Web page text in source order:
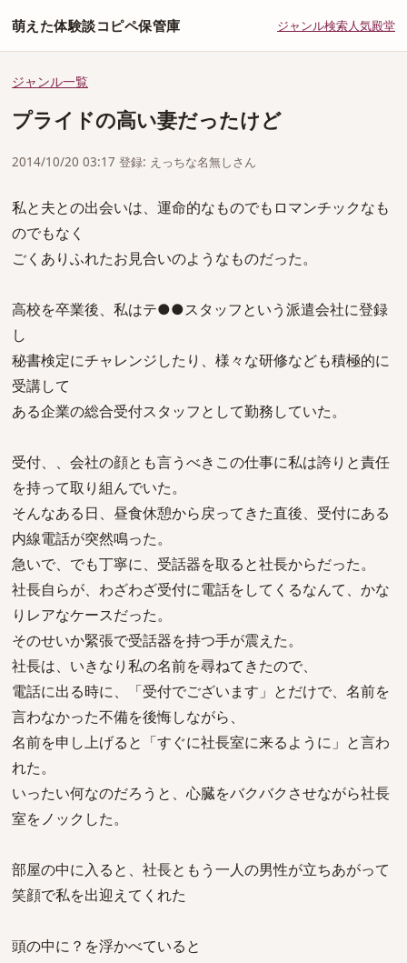
萌えた体験談コピペ保管庫 ジャンル検索人気殿堂
ジャンル一覧
プライドの高い妻だったけど
2014/10/20 03:17 登録: えっちな名無しさん
私と夫との出会いは、運命的なものでもロマンチックなも
のでもなく
ごくありふれたお見合いのようなものだった。
高校を卒業後、私はテ●●スタッフという派遣会社に登録
し
秘書検定にチャレンジしたり、様々な研修なども積極的に
受講して
ある企業の総合受付スタッフとして勤務していた。
受付、、会社の顔とも言うべきこの仕事に私は誇りと責任
を持って取り組んでいた。
そんなある日、昼食休憩から戻ってきた直後、受付にある
内線電話が突然鳴った。
急いで、でも丁寧に、受話器を取ると社長からだった。
社長自らが、わざわざ受付に電話をしてくるなんて、かな
りレアなケースだった。
そのせいか緊張で受話器を持つ手が震えた。
社長は、いきなり私の名前を尋ねてきたので、
電話に出る時に、「受付でございます」とだけで、名前を
言わなかった不備を後悔しながら、
名前を申し上げると「すぐに社長室に来るように」と言わ
れた。
いったい何なのだろうと、心臓をバクバクさせながら社長
室をノックした。
部屋の中に入ると、社長ともう一人の男性が立ちあがって
笑顔で私を出迎えてくれた
頭の中に？を浮かべていると